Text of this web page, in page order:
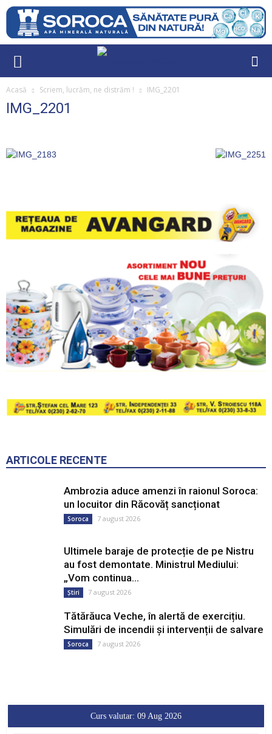
Acasă Scriem, lucrăm, ne distrăm ! IMG_2201
IMG_2201
ARTICOLE RECENTE
Ambrozia aduce amenzi în raionul Soroca:
un locuitor din Răcovăț sancționat
Soroca 7 august 2026
Ultimele baraje de protecție de pe Nistru
au fost demontate. Ministrul Mediului:
„Vom continua...
Știri 7 august 2026
Tătărăuca Veche, în alertă de exercițiu.
Simulări de incendii și intervenții de salvare
Soroca 7 august 2026
Curs valutar: 09 Aug 2026